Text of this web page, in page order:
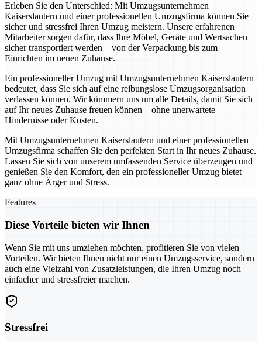
Erleben Sie den Unterschied: Mit Umzugsunternehmen
Kaiserslautern und einer professionellen Umzugsfirma können Sie
sicher und stressfrei Ihren Umzug meistern. Unsere erfahrenen
Mitarbeiter sorgen dafür, dass Ihre Möbel, Geräte und Wertsachen
sicher transportiert werden – von der Verpackung bis zum
Einrichten im neuen Zuhause.
Ein professioneller Umzug mit Umzugsunternehmen Kaiserslautern
bedeutet, dass Sie sich auf eine reibungslose Umzugsorganisation
verlassen können. Wir kümmern uns um alle Details, damit Sie sich
auf Ihr neues Zuhause freuen können – ohne unerwartete
Hindernisse oder Kosten.
Mit Umzugsunternehmen Kaiserslautern und einer professionellen
Umzugsfirma schaffen Sie den perfekten Start in Ihr neues Zuhause.
Lassen Sie sich von unserem umfassenden Service überzeugen und
genießen Sie den Komfort, den ein professioneller Umzug bietet –
ganz ohne Ärger und Stress.
Features
Diese Vorteile bieten wir Ihnen
Wenn Sie mit uns umziehen möchten, profitieren Sie von vielen
Vorteilen. Wir bieten Ihnen nicht nur einen Umzugsservice, sondern
auch eine Vielzahl von Zusatzleistungen, die Ihren Umzug noch
einfacher und stressfreier machen.
Stressfrei